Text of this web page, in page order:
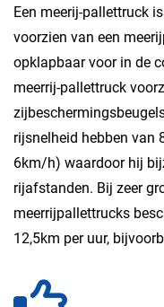
Een meerij-pallettruck
voorzien van een
opklapbaar voor in de
meerrij-pallettruck
rijsnelheid hebben van
6km/h) waardoor hij
rijafstanden. Bij zeer
meerrijpallettrucks
12,5km per uur,